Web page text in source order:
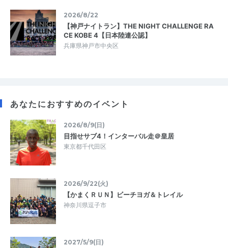
2026/8/22
【神戸ナイトラン】THE NIGHT CHALLENGE RA
CE KOBE 4【日本陸連公認】
兵庫県神戸市中央区
あなたにおすすめのイベント
2026/8/9(日)
目指せサブ4！インターバル走＠皇居
東京都千代田区
2026/9/22(火)
【かまくＲＵＮ】ビーチヨガ＆トレイル
神奈川県逗子市
2027/5/9(日)